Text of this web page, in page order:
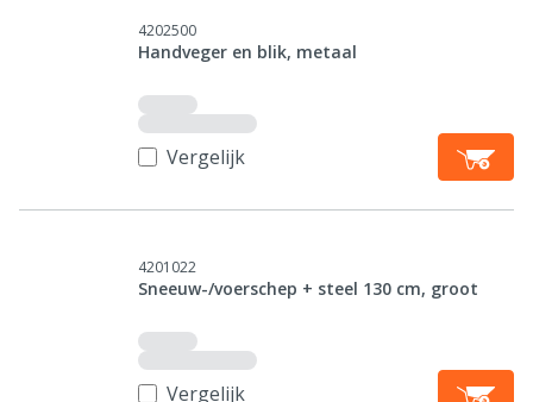
4202500
Handveger en blik, metaal
Vergelijk
4201022
Sneeuw-/voerschep + steel 130 cm, groot
Vergelijk